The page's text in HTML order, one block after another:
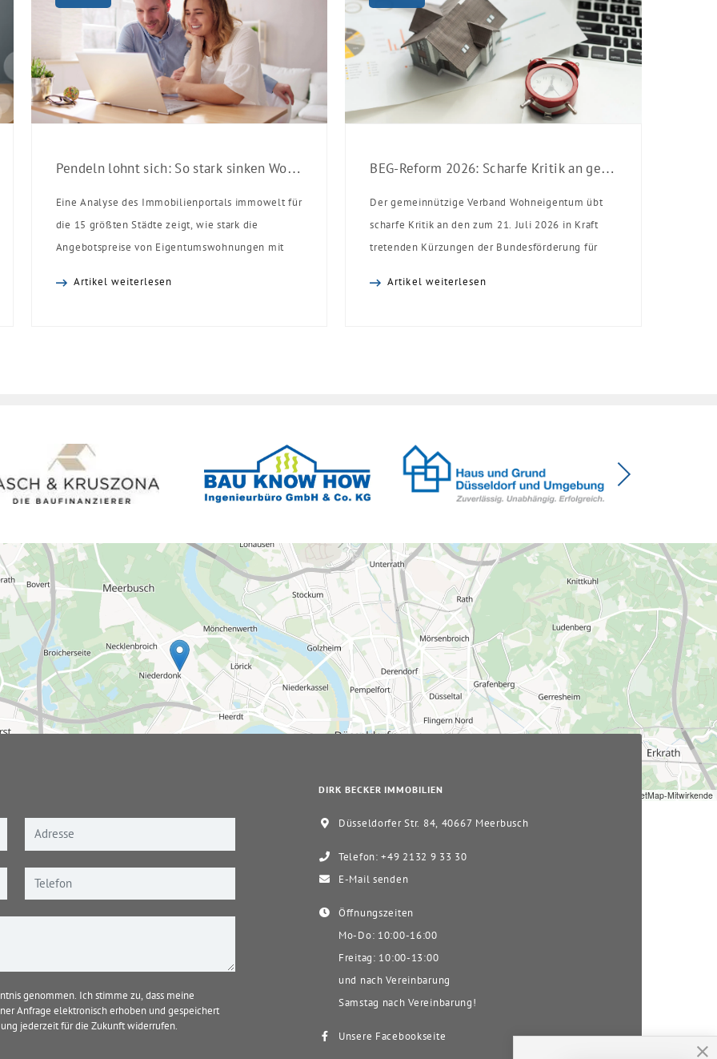
Pendeln lohnt sich: So stark sinken Wohnungspreise im Umland
Eine Analyse des Immobilienportals immowelt für
die 15 größten Städte zeigt, wie stark die
Angebotspreise von Eigentumswohnungen mit
Artikel weiterlesen
BEG-Reform 2026: Scharfe Kritik an gekürzten Sanierungsförderungen
Der gemeinnützige Verband Wohneigentum übt
scharfe Kritik an den zum 21. Juli 2026 in Kraft
tretenden Kürzungen der Bundesförderung für
Artikel weiterlesen
© OpenStreetMap-Mitwirkende
genommen. Ich stimme zu, dass meine
Anfrage elektronisch erhoben und gespeichert
jederzeit für die Zukunft widerrufen.
DIRK BECKER IMMOBILIEN
Düsseldorfer Str. 84, 40667 Meerbusch
Telefon: +49 2132 9 33 30
E-Mail senden
Öffnungszeiten
Mo-Do: 10:00-16:00
Freitag: 10:00-13:00
und nach Vereinbarung
Samstag nach Vereinbarung!
Unsere Facebookseite